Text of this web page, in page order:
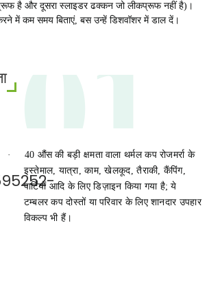
है और दूसरा स्लाइडर ढक्कन जो लीकप्रूफ नहीं है)।
में कम समय बिताएं, बस उन्हें डिशवॉशर में डाल दें।
01
·
40 औंस की बड़ी क्षमता वाला थर्मल कप रोजमर्रा के
इस्तेमाल, यात्रा, काम, खेलकूद, तैराकी, कैंपिंग,
पार्टियों आदि के लिए डिज़ाइन किया गया है; ये
टम्बलर कप दोस्तों या परिवार के लिए शानदार उपहार
विकल्प भी हैं।